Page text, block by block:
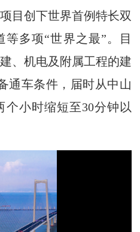
目创下世界首例特长双
多项“世界之最”。目
、机电及附属工程的建
通车条件，届时从中山
小时缩短至30分钟以